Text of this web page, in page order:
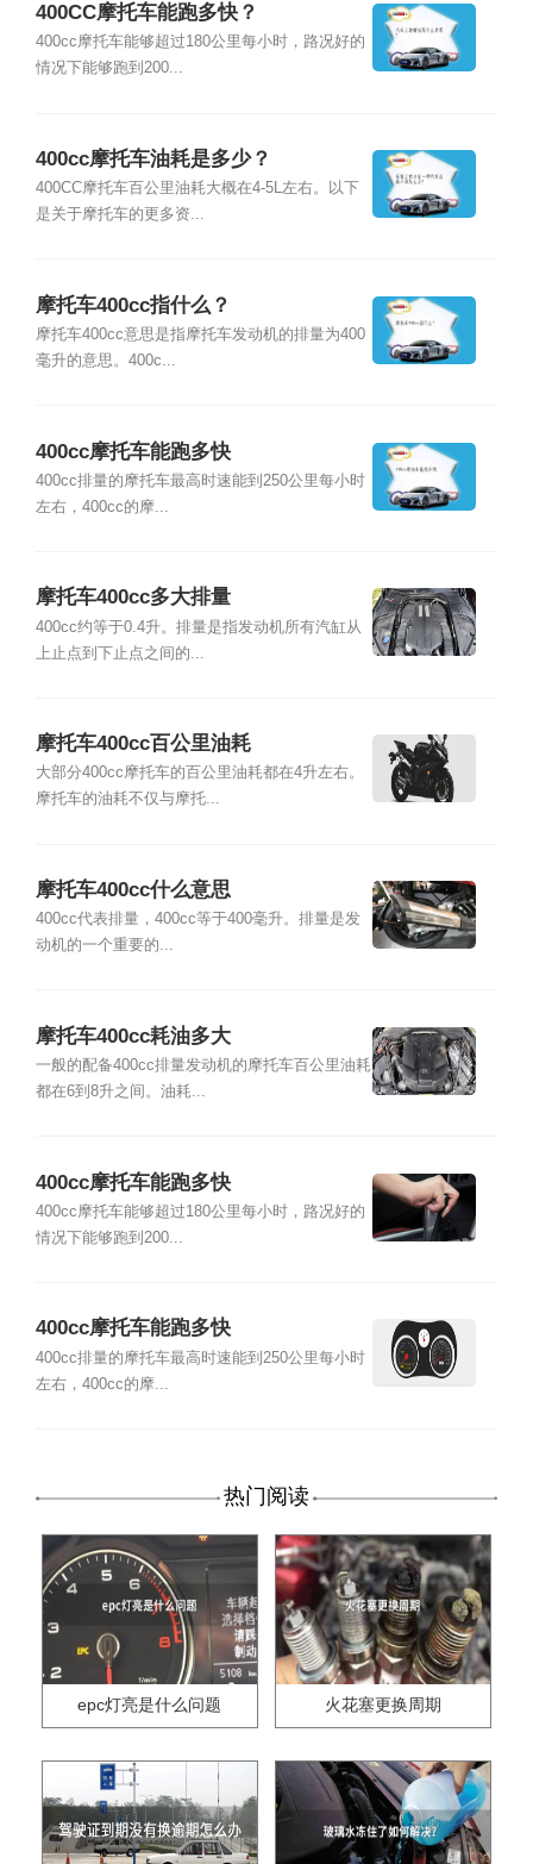
400CC摩托车能跑多快？
400cc摩托车能够超过180公里每小时，路况好的
情况下能够跑到200...
400cc摩托车油耗是多少？
400CC摩托车百公里油耗大概在4-5L左右。以下
是关于摩托车的更多资...
摩托车400cc指什么？
摩托车400cc意思是指摩托车发动机的排量为400
毫升的意思。400c...
400cc摩托车能跑多快
400cc排量的摩托车最高时速能到250公里每小时
左右，400cc的摩...
摩托车400cc多大排量
400cc约等于0.4升。排量是指发动机所有汽缸从
上止点到下止点之间的...
摩托车400cc百公里油耗
大部分400cc摩托车的百公里油耗都在4升左右。
摩托车的油耗不仅与摩托...
摩托车400cc什么意思
400cc代表排量，400cc等于400毫升。排量是发
动机的一个重要的...
摩托车400cc耗油多大
一般的配备400cc排量发动机的摩托车百公里油耗
都在6到8升之间。油耗...
400cc摩托车能跑多快
400cc摩托车能够超过180公里每小时，路况好的
情况下能够跑到200...
400cc摩托车能跑多快
400cc排量的摩托车最高时速能到250公里每小时
左右，400cc的摩...
热门阅读
epc灯亮是什么问题 火花塞更换周期